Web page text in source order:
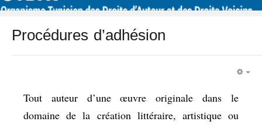
Procédures d’adhésion
Tout auteur d’une œuvre originale dans le
domaine de la création littéraire, artistique ou